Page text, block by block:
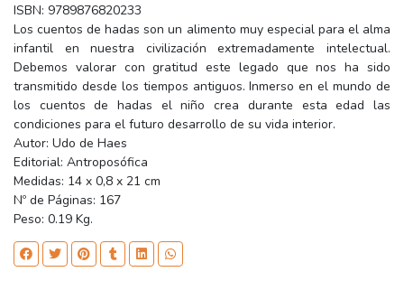
ISBN: 9789876820233
Los cuentos de hadas son un alimento muy especial para el alma
infantil en nuestra civilización extremadamente intelectual.
Debemos valorar con gratitud este legado que nos ha sido
transmitido desde los tiempos antiguos. Inmerso en el mundo de
los cuentos de hadas el niño crea durante esta edad las
condiciones para el futuro desarrollo de su vida interior.
Autor: Udo de Haes
Editorial: Antroposófica
Medidas: 14 x 0,8 x 21 cm
Nº de Páginas: 167
Peso: 0.19 Kg.